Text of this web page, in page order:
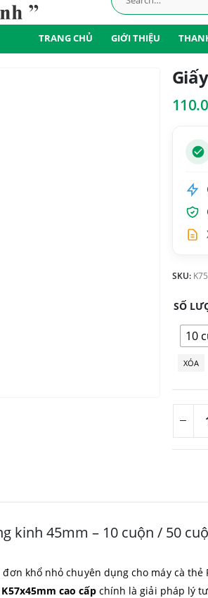
TRANG CHỦ GIỚI THIỆU
SKU:
SỐ
10
XÓA
kinh 45mm – 10 cuộn / 50
khổ nhỏ chuyên dụng cho máy cà
cao cấpchính là giải pháp lý